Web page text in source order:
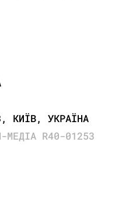
КИЇВ, УКРАЇНА
МЕДІА R40-01253